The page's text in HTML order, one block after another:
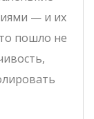
— и их
пошло не